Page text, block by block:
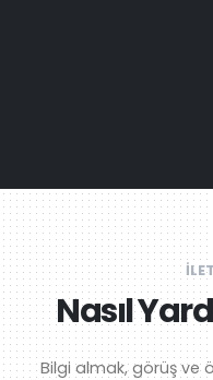
Nasıl
Bilgi almak, görüş ve